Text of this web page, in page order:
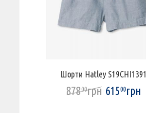
Шорти Hatley S19CHI1391
87800грн 61500грн